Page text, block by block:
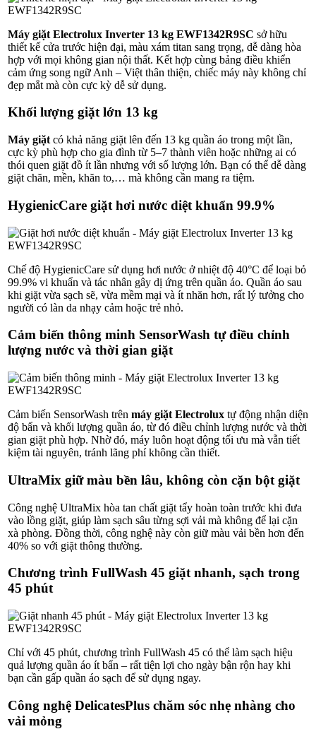
Máy giặt Electrolux Inverter 13 kg EWF1342R9SC sở hữu
thiết kế cửa trước hiện đại, màu xám titan sang trọng, dễ dàng hòa
hợp với mọi không gian nội thất. Kết hợp cùng bảng điều khiển
cảm ứng song ngữ Anh – Việt thân thiện, chiếc máy này không chỉ
đẹp mắt mà còn cực kỳ dễ sử dụng.
Khối lượng giặt lớn 13 kg
Máy giặt có khả năng giặt lên đến 13 kg quần áo trong một lần,
cực kỳ phù hợp cho gia đình từ 5–7 thành viên hoặc những ai có
thói quen giặt đồ ít lần nhưng với số lượng lớn. Bạn có thể dễ dàng
giặt chăn, mền, khăn to,… mà không cần mang ra tiệm.
HygienicCare giặt hơi nước diệt khuẩn 99.9%
Chế độ HygienicCare sử dụng hơi nước ở nhiệt độ 40°C để loại bỏ
99.9% vi khuẩn và tác nhân gây dị ứng trên quần áo. Quần áo sau
khi giặt vừa sạch sẽ, vừa mềm mại và ít nhăn hơn, rất lý tưởng cho
người có làn da nhạy cảm hoặc trẻ nhỏ.
Cảm biến thông minh SensorWash tự điều chỉnh
lượng nước và thời gian giặt
Cảm biến SensorWash trên máy giặt Electrolux tự động nhận diện
độ bẩn và khối lượng quần áo, từ đó điều chỉnh lượng nước và thời
gian giặt phù hợp. Nhờ đó, máy luôn hoạt động tối ưu mà vẫn tiết
kiệm tài nguyên, tránh lãng phí không cần thiết.
UltraMix giữ màu bền lâu, không còn cặn bột giặt
Công nghệ UltraMix hòa tan chất giặt tẩy hoàn toàn trước khi đưa
vào lồng giặt, giúp làm sạch sâu từng sợi vải mà không để lại cặn
xà phòng. Đồng thời, công nghệ này còn giữ màu vải bền hơn đến
40% so với giặt thông thường.
Chương trình FullWash 45 giặt nhanh, sạch trong
45 phút
Chỉ với 45 phút, chương trình FullWash 45 có thể làm sạch hiệu
quả lượng quần áo ít bẩn – rất tiện lợi cho ngày bận rộn hay khi
bạn cần gấp quần áo sạch để sử dụng ngay.
Công nghệ DelicatesPlus chăm sóc nhẹ nhàng cho
vải mỏng